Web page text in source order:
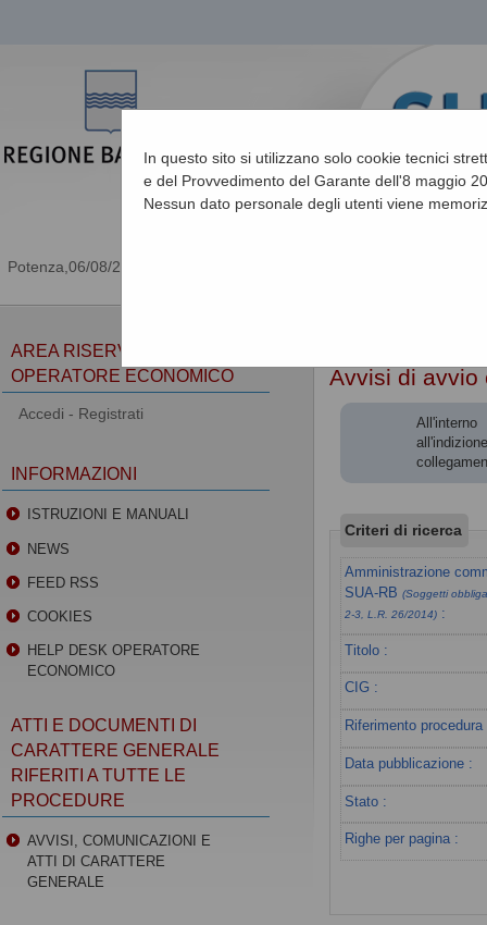
06/08/2026 15:15
In questo sito si utilizzano solo cookie tecnici
e del Provvedimento del Garante dell'8 maggio
Nessun dato personale degli utenti viene
Avvisi di avvio
Criteri di ricerca
Amministrazione
SUA-RB(Soggetti
2-3, L.R. 26/2014) :
Titolo :
CIG :
Riferimento procedura
Data pubblicazione :
Stato :
Righe per pagina :
AREA RISERVATA
OPERATORE ECONOMICO
Accedi - Registrati
INFORMAZIONI
ISTRUZIONI E MANUALI
NEWS
FEED RSS
COOKIES
HELP DESK OPERATORE
ECONOMICO
ATTI E DOCUMENTI DI
CARATTERE GENERALE
RIFERITI A TUTTE LE
PROCEDURE
AVVISI, COMUNICAZIONI E
ATTI DI CARATTERE
GENERALE